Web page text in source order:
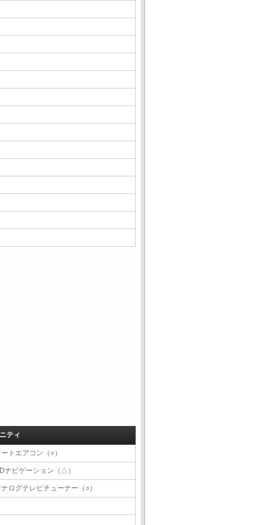
ティ
ートエアコン（○）
ナビゲーション（△）
ナログテレビチューナー（○）